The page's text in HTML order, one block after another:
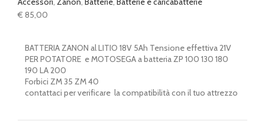
€ 85,00
BATTERIA ZANON al LITIO 18V 5Ah Tensione effettiva 21V
PER POTATORE e MOTOSEGA a batteria ZP 100 130 180
190 LA 200
Forbici ZM 35 ZM 40
contattaci per verificare la compatibilità con il tuo attrezzo